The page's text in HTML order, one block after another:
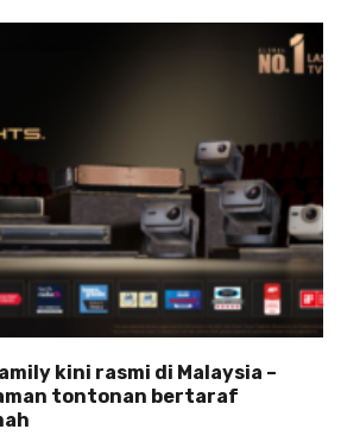
kini rasmi di Malaysia –
tontonan bertaraf